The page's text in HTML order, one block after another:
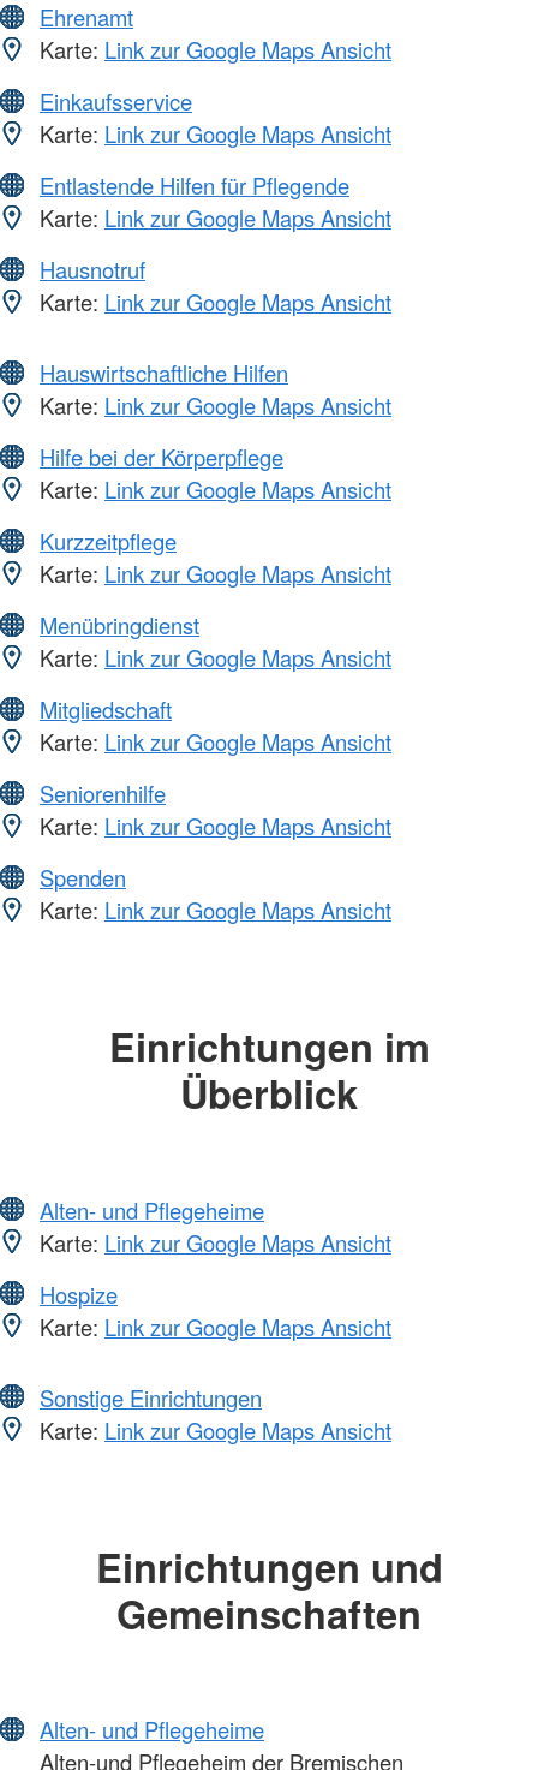
Ehrenamt
Karte: Link zur Google Maps Ansicht
Einkaufsservice
Karte: Link zur Google Maps Ansicht
Entlastende Hilfen für Pflegende
Karte: Link zur Google Maps Ansicht
Hausnotruf
Karte: Link zur Google Maps Ansicht
Hauswirtschaftliche Hilfen
Karte: Link zur Google Maps Ansicht
Hilfe bei der Körperpflege
Karte: Link zur Google Maps Ansicht
Kurzzeitpflege
Karte: Link zur Google Maps Ansicht
Menübringdienst
Karte: Link zur Google Maps Ansicht
Mitgliedschaft
Karte: Link zur Google Maps Ansicht
Seniorenhilfe
Karte: Link zur Google Maps Ansicht
Spenden
Karte: Link zur Google Maps Ansicht
Einrichtungen im
Überblick
Alten- und Pflegeheime
Karte: Link zur Google Maps Ansicht
Hospize
Karte: Link zur Google Maps Ansicht
Sonstige Einrichtungen
Karte: Link zur Google Maps Ansicht
Einrichtungen und
Gemeinschaften
Alten- und Pflegeheime
Alten-und Pflegeheim der Bremischen